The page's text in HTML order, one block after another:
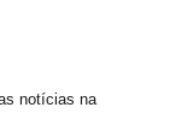
notícias na